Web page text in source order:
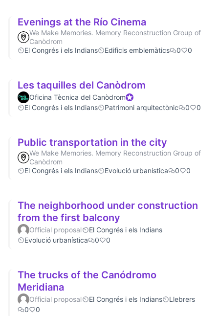
Evenings at the Río Cinema
We Make Memories. Memory Reconstruction Group of
Canòdrom
El Congrés i els Indians
Edificis emblemàtics 0 0
Les taquilles del Canòdrom
Oficina Tècnica del CanòdromOfficial participant
El Congrés i els Indians
Patrimoni arquitectònic 0 0
Public transportation in the city
We Make Memories. Memory Reconstruction Group of
Canòdrom
El Congrés i els Indians
Evolució urbanística 0 0
The neighborhood under construction
from the first balcony
Official proposal
El Congrés i els Indians
Evolució urbanística
0 0
The trucks of the Canódromo
Meridiana
Official proposal El Congrés i els Indians
Llebrers
0
0